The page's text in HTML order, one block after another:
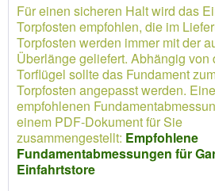
Für einen sicheren Halt wird das
Torpfosten empfohlen, die im
Torpfosten werden immer mit der
Überlänge geliefert. Abhängig von
Torflügel sollte das Fundament
Torpfosten angepasst werden.
empfohlenen
einem PDF-Dokument für Sie
zusammengestellt: Empfohlene
Fundamentabmessungen für
Einfahrtstore